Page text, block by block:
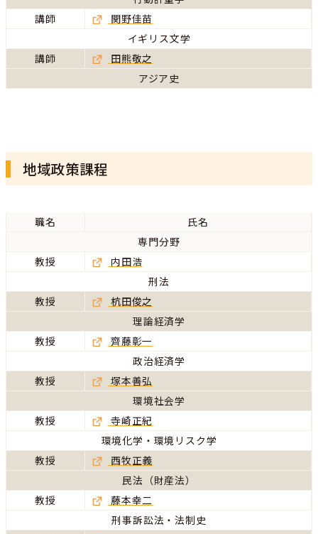
講師
関野佳苗
イギリス文学
講師
田熊敬之
アジア史
地域政策課程
職名
氏名
専門分野
教授
内田浩
刑法
教授
杭田俊之
理論経済学
教授
齊藤彰一
政治経済学
教授
塚本善弘
環境社会学
教授
寺崎正紀
環境化学・環境リスク学
教授
西牧正義
民法（財産法）
教授
藤本幸二
刑事訴訟法・法制史